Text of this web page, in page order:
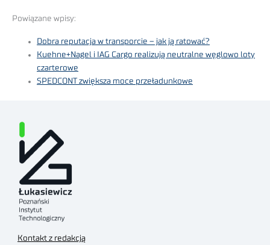
Powiązane wpisy:
Dobra reputacja w transporcie – jak ją ratować?
Kuehne+Nagel i IAG Cargo realizują neutralne węglowo loty
czarterowe
SPEDCONT zwiększa moce przeładunkowe
Kontakt z redakcją